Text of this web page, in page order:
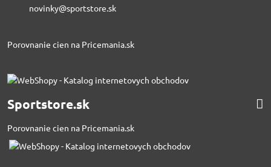
novinky@sportstore.sk
Porovnanie cien na Pricemania.sk
Sportstore.sk
Porovnanie cien na Pricemania.sk